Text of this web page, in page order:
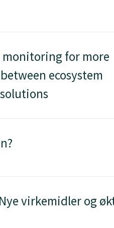
for more
ecosystem
virkemidler og